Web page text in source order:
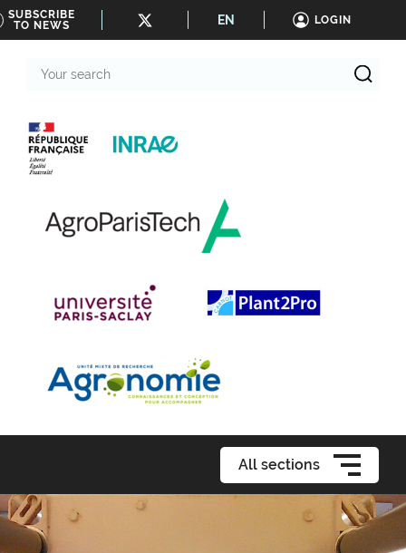
SUBSCRIBE
TO NEWS
EN LOGIN
search
All sections